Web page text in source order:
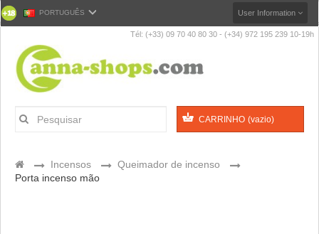
PORTUGUÊS User Information
Tél: (+33) 09 70 40 80 30 - (+34) 972 195 239 10-19h
CARRINHO (vazio)
> Incensos > Queimador de incenso
>
Porta incenso mão